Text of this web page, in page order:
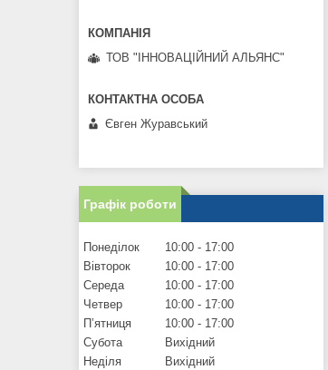
ТОВ "ІННОВАЦІЙНИЙ АЛЬЯНС"
Євген Журавський
Графік роботи
Понеділок 10:00
17:00
Вівторок
10:00
17:00
Середа
10:00
17:00
Четвер
10:00
17:00
Пʼятниця
10:00
17:00
Субота
Вихідний
Неділя
Вихідний